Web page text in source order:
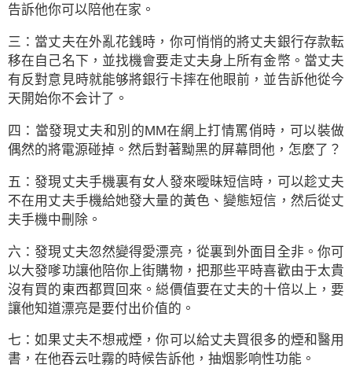
告訴他你可以陪他在家。
三：當丈夫在外亂花銭時，你可悄悄的將丈夫銀行存款転
移在自己名下，並找機會要走丈夫身上所有金幣。當丈夫
有反對意見時就能够將銀行卡摔在他眼前，並告訴他從今
天開始你不会计了。
四：當發現丈夫和別的MM在網上打情罵俏時，可以裝做
偶然的將電源碰掉。然后對著黝黑的屏幕問他，怎麼了？
五：發現丈夫手機裏有女人發來曖昧短信時，可以趁丈夫
不在用丈夫手機給她發大量的黃色、變態短信，然后從丈
夫手機中刪除。
六：發現丈夫忽然變得愛漂亮，從裏到外面目全非。你可
以大發嗲功讓他陪你上街購物，把那些平時喜歡由于太貴
沒有買的東西都買回來。縂價值要在丈夫的十倍以上，要
讓他知道漂亮是要付出价值的。
七：如果丈夫不想戒煙，你可以給丈夫買很多的煙和醫用
書，在他吞云吐霧的時候告訴他，抽烟影响性功能。